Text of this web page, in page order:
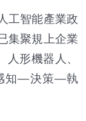
工智能產業政
集聚規上企業
形機器人、
知—決策—執